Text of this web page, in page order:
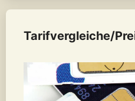
Tarifvergleiche/